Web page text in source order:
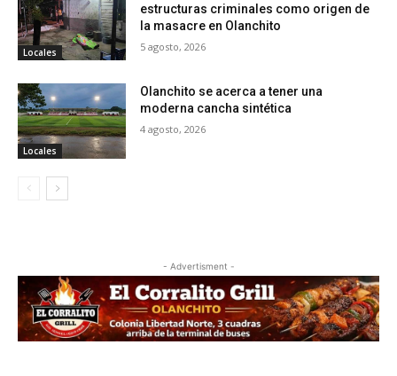
Locales
estructuras criminales como origen de
la masacre en Olanchito
5 agosto, 2026
Locales
Olanchito se acerca a tener una
moderna cancha sintética
4 agosto, 2026
- Advertisment -